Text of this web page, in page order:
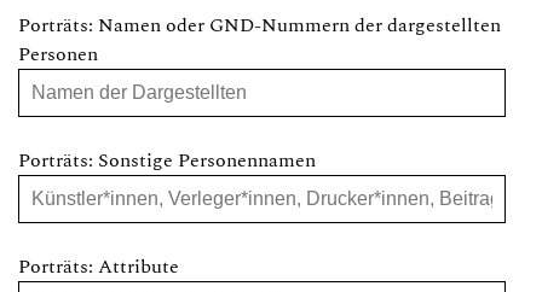
Porträts: Namen oder GND-Nummern der dargestellten
Personen
Porträts: Sonstige Personennamen
Porträts: Attribute